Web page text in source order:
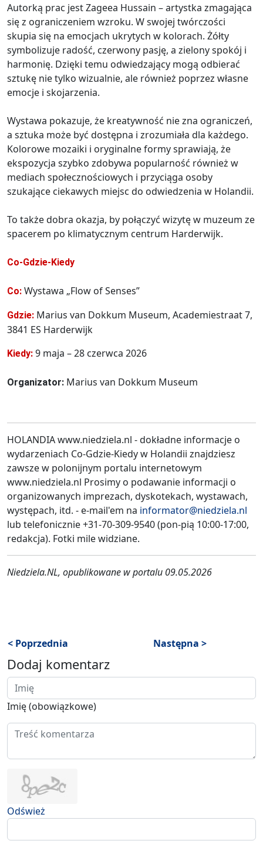
Autorką prac jest Zageea Hussain – artystka zmagająca
się z ograniczeniem wzroku. W swojej twórczości
skupia się na emocjach ukrytych w kolorach. Żółty
symbolizuje radość, czerwony pasję, a zielony spokój i
harmonię. Dzięki temu odwiedzający mogą odbierać
sztukę nie tylko wizualnie, ale również poprzez własne
emocje i skojarzenia.
Wystawa pokazuje, że kreatywność nie zna ograniczeń,
a sztuka może być dostępna i zrozumiała dla każdego.
Kolorowe mozaiki i oryginalne formy sprawiają, że
ekspozycja szybko zdobywa popularność również w
mediach społecznościowych i przyciąga osoby
szukające ciekawych miejsc do odwiedzenia w Holandii.
To także dobra okazja, by połączyć wizytę w muzeum ze
spacerem po klimatycznym centrum Harderwijk.
Co-Gdzie-Kiedy
Co: Wystawa „Flow of Senses”
Gdzie: Marius van Dokkum Museum, Academiestraat 7,
3841 ES Harderwijk
Kiedy: 9 maja – 28 czerwca 2026
Organizator: Marius van Dokkum Museum
HOLANDIA www.niedziela.nl - dokładne informacje o
wydarzeniach Co-Gdzie-Kiedy w Holandii znajdziesz
zawsze w polonijnym portalu internetowym
www.niedziela.nl Prosimy o podawanie informacji o
organizowanych imprezach, dyskotekach, wystawach,
występach, itd. - e-mail'em na informator@niedziela.nl
lub telefonicznie +31-70-309-9540 (pon-pią 10:00-17:00,
redakcja). Fotki mile widziane.
Niedziela.NL, opublikowane w portalu 09.05.2026
< Poprzednia Następna >
Dodaj komentarz
Imię (obowiązkowe)
Odśwież